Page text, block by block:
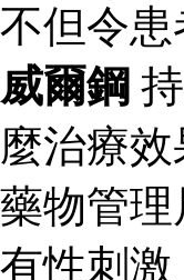
不但令
威爾鋼
麼治療效
藥物管
有性刺